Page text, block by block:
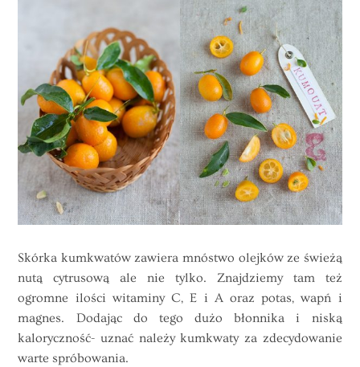
Skórka kumkwatów zawiera mnóstwo olejków ze świeżą
nutą cytrusową ale nie tylko. Znajdziemy tam też
ogromne ilości witaminy C, E i A oraz potas, wapń i
magnes. Dodając do tego dużo błonnika i niską
kaloryczność- uznać należy kumkwaty za zdecydowanie
warte spróbowania.